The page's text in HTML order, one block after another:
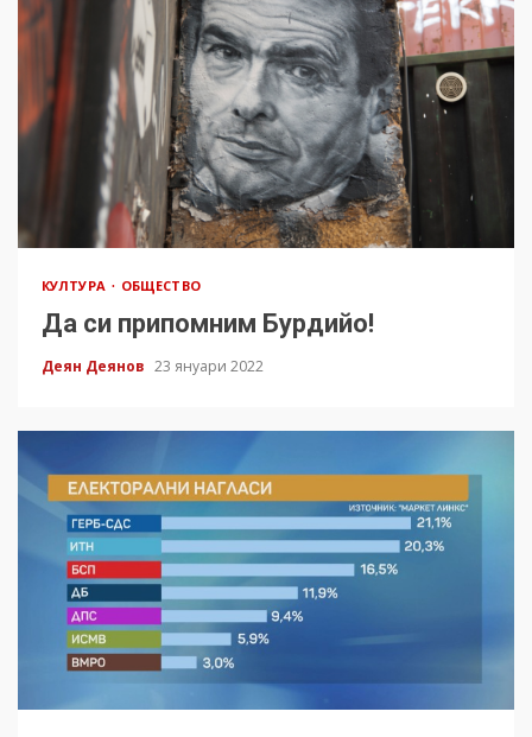
КУЛТУРА ОБЩЕСТВО
Да си припомним Бурдийо!
Деян Деянов 23 януари 2022